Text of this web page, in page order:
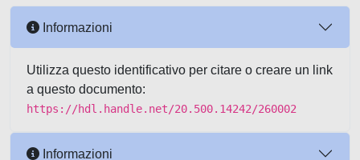
Informazioni
Utilizza questo identificativo per citare o creare un link
a questo documento:
https://hdl.handle.net/20.500.14242/260002
Informazioni